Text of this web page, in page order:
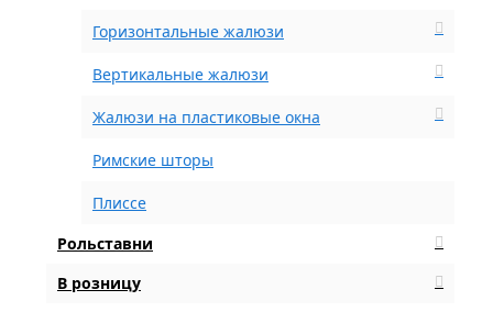
Горизонтальные жалюзи
Вертикальные жалюзи
Жалюзи на пластиковые окна
Римские шторы
Плиссе
Рольставни
В розницу